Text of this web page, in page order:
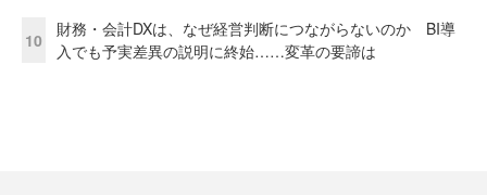
10
財務・会計DXは、なぜ経営判断につながらないのか BI導
入でも予実差異の説明に終始……変革の要諦は